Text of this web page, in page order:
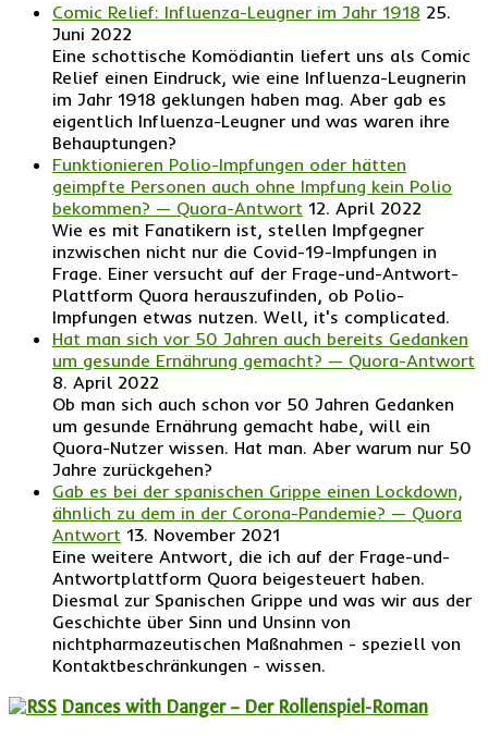
Comic Relief: Influenza-Leugner im Jahr 1918 25.
Juni 2022
Eine schottische Komödiantin liefert uns als Comic
Relief einen Eindruck, wie eine Influenza-Leugnerin
im Jahr 1918 geklungen haben mag. Aber gab es
eigentlich Influenza-Leugner und was waren ihre
Behauptungen?
Funktionieren Polio-Impfungen oder hätten
geimpfte Personen auch ohne Impfung kein Polio
bekommen? — Quora-Antwort 12. April 2022
Wie es mit Fanatikern ist, stellen Impfgegner
inzwischen nicht nur die Covid-19-Impfungen in
Frage. Einer versucht auf der Frage-und-Antwort-
Plattform Quora herauszufinden, ob Polio-
Impfungen etwas nutzen. Well, it's complicated.
Hat man sich vor 50 Jahren auch bereits Gedanken
um gesunde Ernährung gemacht? — Quora-Antwort
8. April 2022
Ob man sich auch schon vor 50 Jahren Gedanken
um gesunde Ernährung gemacht habe, will ein
Quora-Nutzer wissen. Hat man. Aber warum nur 50
Jahre zurückgehen?
Gab es bei der spanischen Grippe einen Lockdown,
ähnlich zu dem in der Corona-Pandemie? — Quora
Antwort 13. November 2021
Eine weitere Antwort, die ich auf der Frage-und-
Antwortplattform Quora beigesteuert haben.
Diesmal zur Spanischen Grippe und was wir aus der
Geschichte über Sinn und Unsinn von
nichtpharmazeutischen Maßnahmen - speziell von
Kontaktbeschränkungen - wissen.
Dances with Danger – Der Rollenspiel-Roman